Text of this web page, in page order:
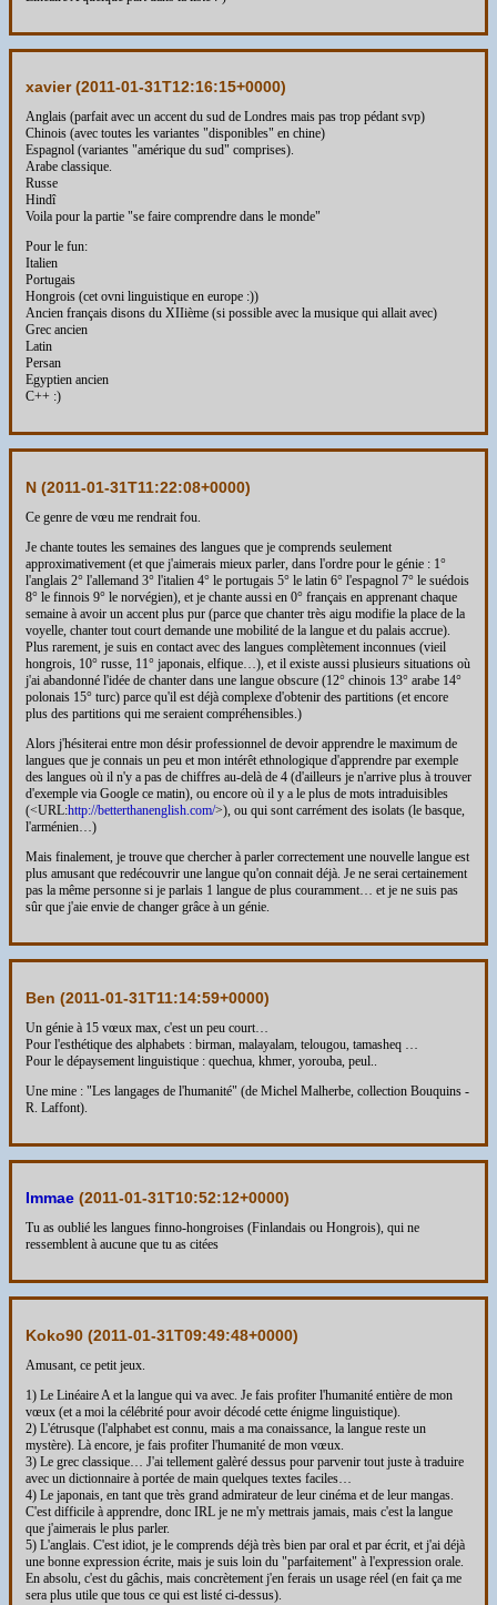
xavier (2011-01-31T12:16:15+0000)
Anglais (parfait avec un accent du sud de Londres mais pas trop pédant svp)
Chinois (avec toutes les variantes "disponibles" en chine)
Espagnol (variantes "amérique du sud" comprises).
Arabe classique.
Russe
Hindî
Voila pour la partie "se faire comprendre dans le monde"
Pour le fun:
Italien
Portugais
Hongrois (cet ovni linguistique en europe :))
Ancien français disons du XIIième (si possible avec la musique qui allait avec)
Grec ancien
Latin
Persan
Egyptien ancien
C++ :)
N (2011-01-31T11:22:08+0000)
Ce genre de vœu me rendrait fou.
Je chante toutes les semaines des langues que je comprends seulement
approximativement (et que j'aimerais mieux parler, dans l'ordre pour le génie : 1°
l'anglais 2° l'allemand 3° l'italien 4° le portugais 5° le latin 6° l'espagnol 7° le suédois
8° le finnois 9° le norvégien), et je chante aussi en 0° français en apprenant chaque
semaine à avoir un accent plus pur (parce que chanter très aigu modifie la place de la
voyelle, chanter tout court demande une mobilité de la langue et du palais accrue).
Plus rarement, je suis en contact avec des langues complètement inconnues (vieil
hongrois, 10° russe, 11° japonais, elfique…), et il existe aussi plusieurs situations où
j'ai abandonné l'idée de chanter dans une langue obscure (12° chinois 13° arabe 14°
polonais 15° turc) parce qu'il est déjà complexe d'obtenir des partitions (et encore
plus des partitions qui me seraient compréhensibles.)
Alors j'hésiterai entre mon désir professionnel de devoir apprendre le maximum de
langues que je connais un peu et mon intérêt ethnologique d'apprendre par exemple
des langues où il n'y a pas de chiffres au-delà de 4 (d'ailleurs je n'arrive plus à trouver
d'exemple via Google ce matin), ou encore où il y a le plus de mots intraduisibles
(<URL:http://betterthanenglish.com/>), ou qui sont carrément des isolats (le basque,
l'arménien…)
Mais finalement, je trouve que chercher à parler correctement une nouvelle langue est
plus amusant que redécouvrir une langue qu'on connait déjà. Je ne serai certainement
pas la même personne si je parlais 1 langue de plus couramment… et je ne suis pas
sûr que j'aie envie de changer grâce à un génie.
Ben (2011-01-31T11:14:59+0000)
Un génie à 15 vœux max, c'est un peu court…
Pour l'esthétique des alphabets : birman, malayalam, telougou, tamasheq …
Pour le dépaysement linguistique : quechua, khmer, yorouba, peul..
Une mine : "Les langages de l'humanité" (de Michel Malherbe, collection Bouquins -
R. Laffont).
Immae (2011-01-31T10:52:12+0000)
Tu as oublié les langues finno-hongroises (Finlandais ou Hongrois), qui ne
ressemblent à aucune que tu as citées
Koko90 (2011-01-31T09:49:48+0000)
Amusant, ce petit jeux.
1) Le Linéaire A et la langue qui va avec. Je fais profiter l'humanité entière de mon
vœux (et a moi la célébrité pour avoir décodé cette énigme linguistique).
2) L'étrusque (l'alphabet est connu, mais a ma conaissance, la langue reste un
mystère). Là encore, je fais profiter l'humanité de mon vœux.
3) Le grec classique… J'ai tellement galèré dessus pour parvenir tout juste à traduire
avec un dictionnaire à portée de main quelques textes faciles…
4) Le japonais, en tant que très grand admirateur de leur cinéma et de leur mangas.
C'est difficile à apprendre, donc IRL je ne m'y mettrais jamais, mais c'est la langue
que j'aimerais le plus parler.
5) L'anglais. C'est idiot, je le comprends déjà très bien par oral et par écrit, et j'ai déjà
une bonne expression écrite, mais je suis loin du "parfaitement" à l'expression orale.
En absolu, c'est du gâchis, mais concrètement j'en ferais un usage réel (en fait ça me
sera plus utile que tous ce qui est listé ci-dessus).